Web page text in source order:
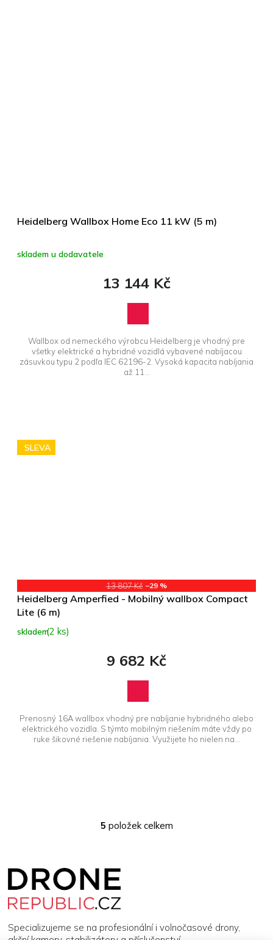
Heidelberg Wallbox Home Eco 11 kW (5 m)
skladem u dodavatele
13 144 Kč
Wallbox od nemeckého výrobcu Heidelberg je vhodný pre
všetky elektrické a hybridné vozidlá vybavené nabíjacou
zásuvkou typu 2 podľa IEC 62196-2. Vysoká kapacita nabíjania
až 11...
SLEVA
13 807 Kč –29 %
Heidelberg Amperfied - Mobilný wallbox Compact
Lite (6 m)
skladem(2 ks)
9 682 Kč
Prenosný 16A wallbox vhodný pre nabíjanie hybridného alebo
elektrického vozidla. S týmto mobilným riešením máte vždy po
ruke šikovné riešenie nabíjania. Využijete ho nielen na...
O
p
r
5 položek celkem
Specializujeme se na profesionální i volnočasové drony,